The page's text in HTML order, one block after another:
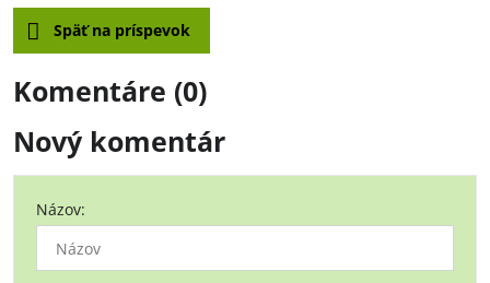
Späť na príspevok
Komentáre (0)
Nový komentár
Názov: